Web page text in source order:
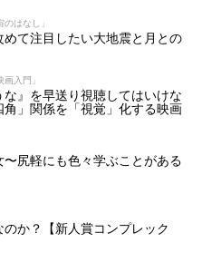
はなし」
て注目したい大地震と月との
入門」
な』を早送り視聴してはいけな
」関係を「視覚」化する映画
尻軽にも色々学ぶことがある
のか？【新人賞コンプレック